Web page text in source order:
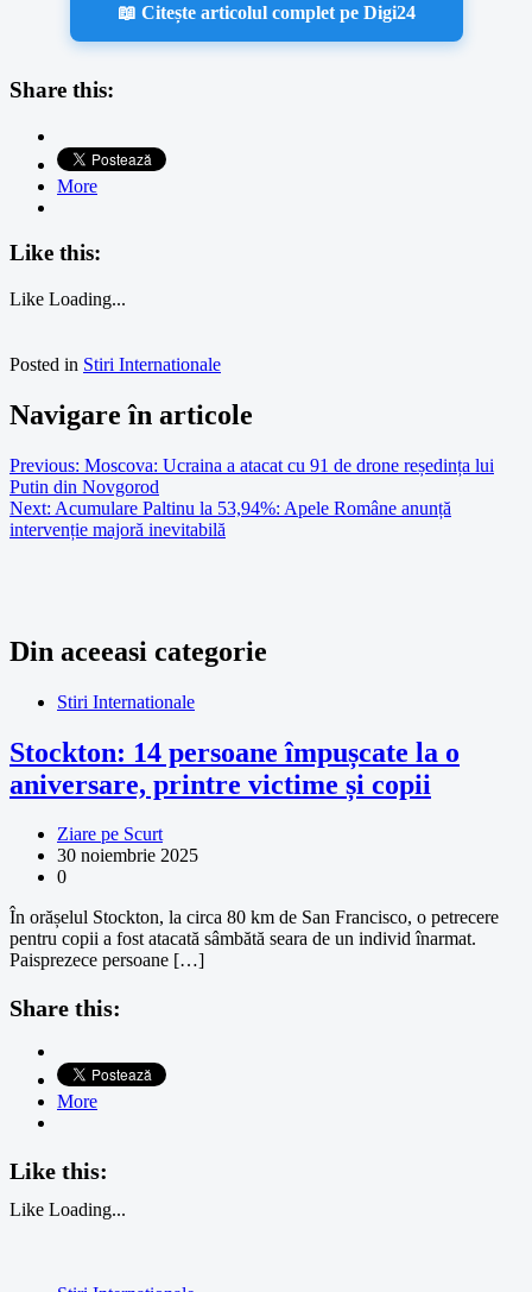
📖 Citește articolul complet pe Digi24
Share this:
More
Like this:
Like Loading...
Posted in Stiri Internationale
Navigare în articole
Previous: Moscova: Ucraina a atacat cu 91 de drone reședința lui
Putin din Novgorod
Next: Acumulare Paltinu la 53,94%: Apele Române anunță
intervenție majoră inevitabilă
Din aceeasi categorie
Stiri Internationale
Stockton: 14 persoane împușcate la o
aniversare, printre victime și copii
Ziare pe Scurt
30 noiembrie 2025
0
În orășelul Stockton, la circa 80 km de San Francisco, o petrecere
pentru copii a fost atacată sâmbătă seara de un individ înarmat.
Paisprezece persoane […]
Share this:
More
Like this:
Like Loading...